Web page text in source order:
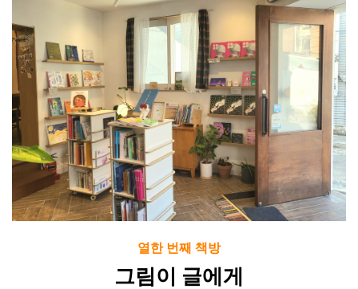
열한 번째 책방
그림이 글에게